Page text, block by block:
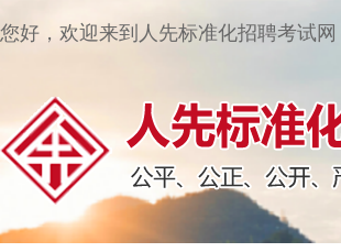
您好，欢迎来到人先标准化招聘考试网